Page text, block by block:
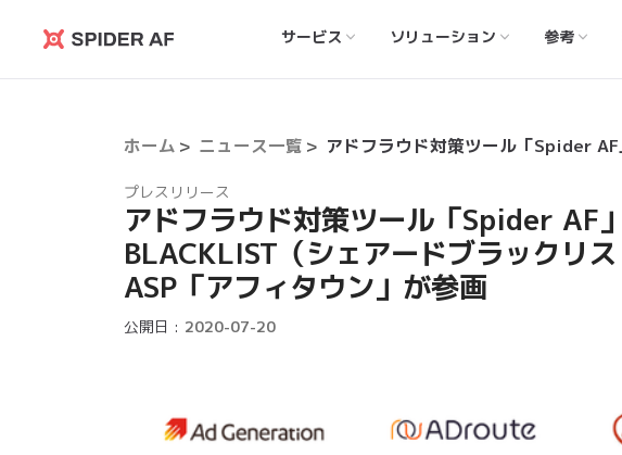
Spider
サービス ソリューション 参考
ホーム ニュース一覧
プレスリリース
アドフラウド対策ツール「Spider AF
BLACKLIST（シェアードブラックリ
ASP「アフィタウン」が参画
公開日 : 2020-07-20